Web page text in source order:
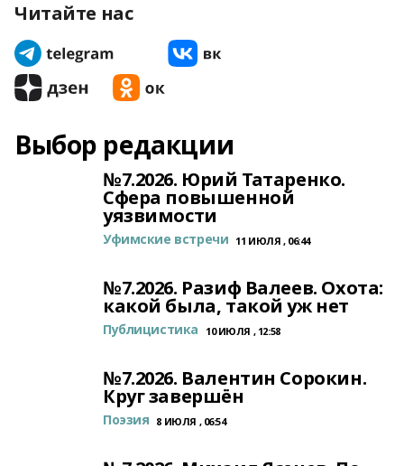
Читайте нас
Выбор редакции
№7.2026. Юрий Татаренко.
Сфера повышенной
уязвимости
Уфимские встречи 11 ИЮЛЯ , 06:44
№7.2026. Разиф Валеев. Охота:
какой была, такой уж нет
Публицистика 10 ИЮЛЯ , 12:58
№7.2026. Валентин Сорокин.
Круг завершён
Поэзия 8 ИЮЛЯ , 06:54